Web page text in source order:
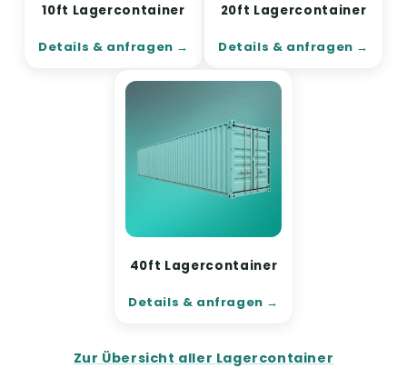
10ft Lagercontainer
Details & anfragen
20ft Lagercontainer
Details & anfragen
40ft Lagercontainer
Details & anfragen
Zur Übersicht aller Lagercontainer